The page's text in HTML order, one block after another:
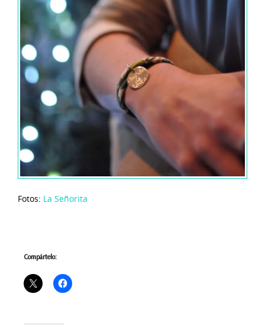
Fotos: La Señorita
Compártelo: